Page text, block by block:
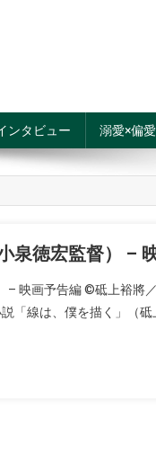
ンタビュー 溺愛×偏
泉徳宏監督） –
– 映画予告編 ©砥上裕將
「線は、僕を描く」（砥